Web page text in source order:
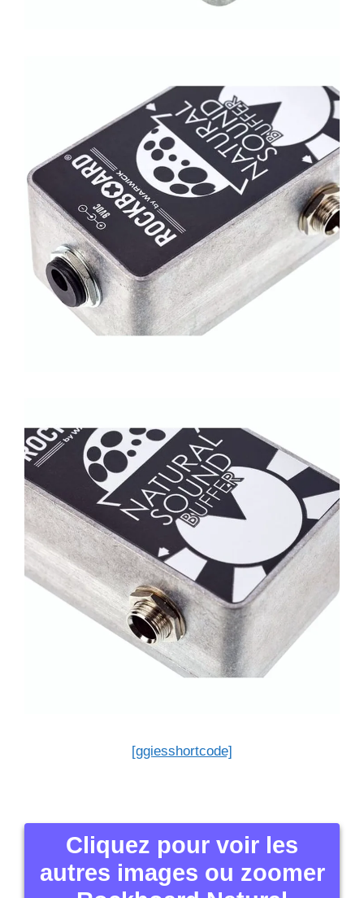
[ggiesshortcode]
Cliquez pour voir les
autres images ou zoomer